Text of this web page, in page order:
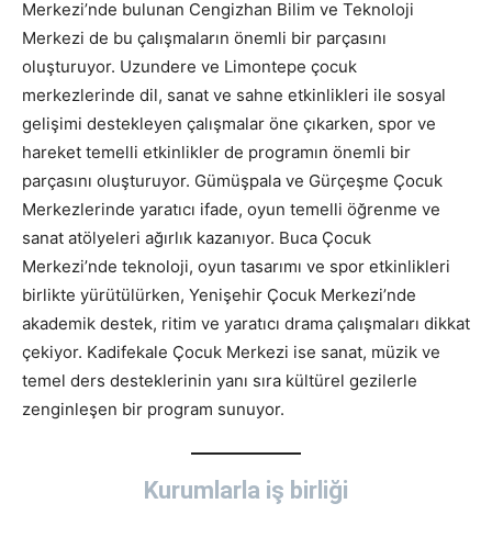
Merkezi’nde bulunan Cengizhan Bilim ve Teknoloji
Merkezi de bu çalışmaların önemli bir parçasını
oluşturuyor. Uzundere ve Limontepe çocuk
merkezlerinde dil, sanat ve sahne etkinlikleri ile sosyal
gelişimi destekleyen çalışmalar öne çıkarken, spor ve
hareket temelli etkinlikler de programın önemli bir
parçasını oluşturuyor. Gümüşpala ve Gürçeşme Çocuk
Merkezlerinde yaratıcı ifade, oyun temelli öğrenme ve
sanat atölyeleri ağırlık kazanıyor. Buca Çocuk
Merkezi’nde teknoloji, oyun tasarımı ve spor etkinlikleri
birlikte yürütülürken, Yenişehir Çocuk Merkezi’nde
akademik destek, ritim ve yaratıcı drama çalışmaları dikkat
çekiyor. Kadifekale Çocuk Merkezi ise sanat, müzik ve
temel ders desteklerinin yanı sıra kültürel gezilerle
zenginleşen bir program sunuyor.
Kurumlarla iş birliği